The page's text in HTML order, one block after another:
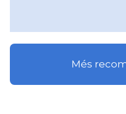
Més